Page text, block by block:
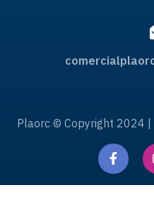
Plaorc © Copyright 2024 |